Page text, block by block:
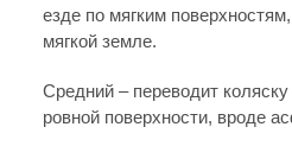
езде по мягким
мягкой земле.
Средний – переводит
ровной поверхности, вроде